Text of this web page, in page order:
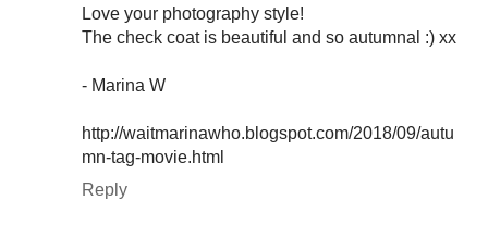
Love your photography style!
The check coat is beautiful and so autumnal :) xx
- Marina W
http://waitmarinawho.blogspot.com/2018/09/autu
mn-tag-movie.html
Reply